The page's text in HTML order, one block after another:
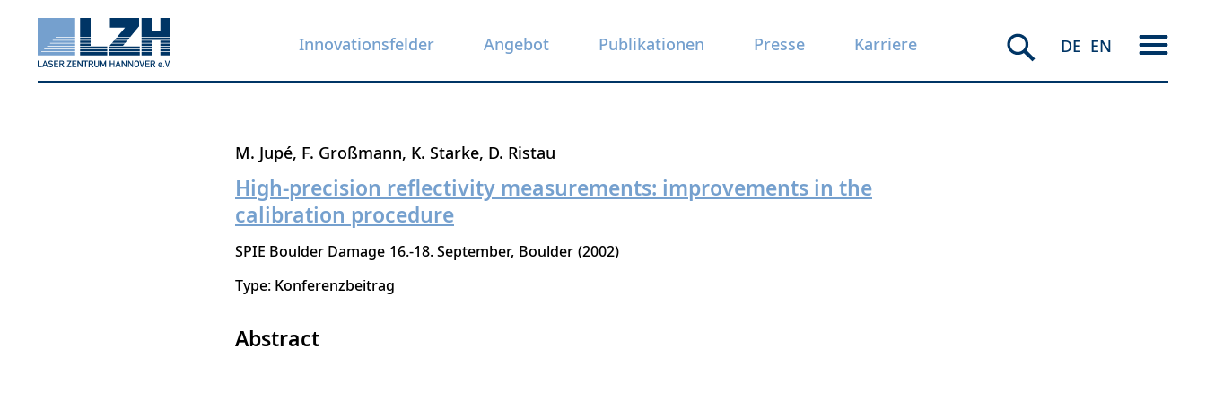
Innovationsfelder Angebot Publikationen Presse Karriere DE EN
M. Jupé F. Großmann K. Starke D. Ristau
High-precision reflectivity measurements: improvements in the
calibration procedure
SPIE Boulder Damage 16.-18. September Boulder 2002
Type: Konferenzbeitrag
Abstract